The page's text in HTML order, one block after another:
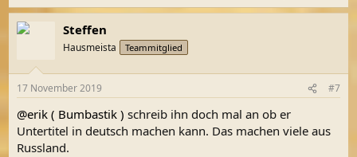
Steffen
Hausmeista Teammitglied
17 November 2019 #7
@erik ( Bumbastik ) schreib ihn doch mal an ob er
Untertitel in deutsch machen kann. Das machen viele aus
Russland.